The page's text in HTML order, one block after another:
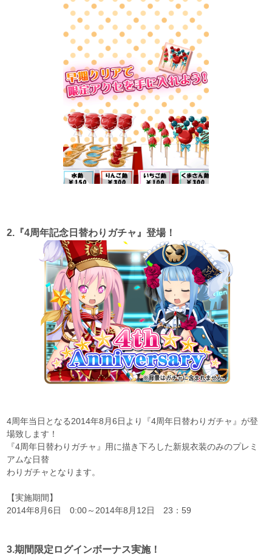
2.『4周年記念日替わりガチャ』登場！
4周年当日となる2014年8月6日より『4周年日替わりガチャ』が登
場致します！
『4周年日替わりガチャ』用に描き下ろした新規衣装のみのプレミ
アムな日替
わりガチャとなります。
【実施期間】
2014年8月6日 0:00～2014年8月12日 23：59
3.期間限定ログインボーナス実施！